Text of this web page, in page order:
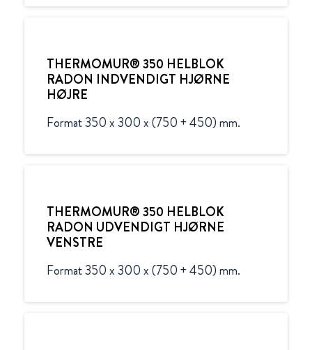
THERMOMUR® 350 HELBLOK
RADON INDVENDIGT HJØRNE
HØJRE
Format 350 x 300 x (750 + 450) mm.
THERMOMUR® 350 HELBLOK
RADON UDVENDIGT HJØRNE
VENSTRE
Format 350 x 300 x (750 + 450) mm.